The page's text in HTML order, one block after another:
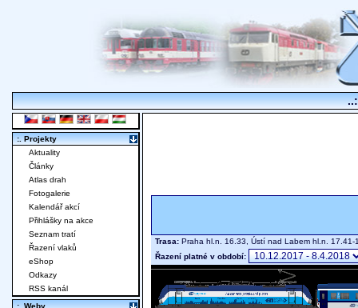
Trasa: Praha hl.n. 16.33, Ústí nad Labem hl.n.
Řazení platné v období:
:. Projekty
Aktuality
Články
Atlas drah
Fotogalerie
Kalendář akcí
Přihlášky na akce
Seznam tratí
Řazení vlaků
eShop
Odkazy
RSS kanál